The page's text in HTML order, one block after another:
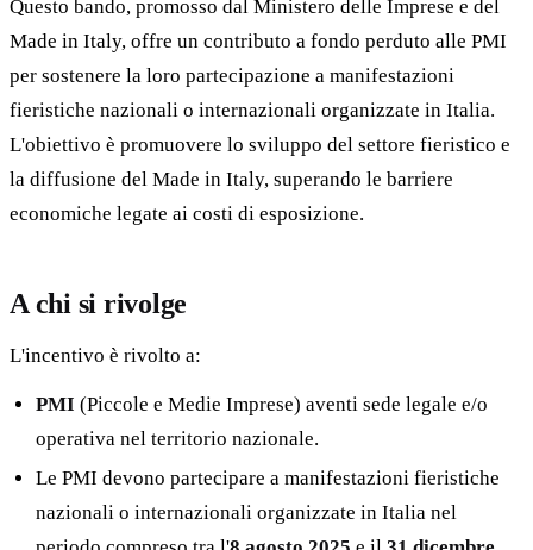
Questo bando, promosso dal Ministero delle Imprese e del
Made in Italy, offre un contributo a fondo perduto alle PMI
per sostenere la loro partecipazione a manifestazioni
fieristiche nazionali o internazionali organizzate in Italia.
L'obiettivo è promuovere lo sviluppo del settore fieristico e
la diffusione del Made in Italy, superando le barriere
economiche legate ai costi di esposizione.
A chi si rivolge
L'incentivo è rivolto a:
PMI (Piccole e Medie Imprese) aventi sede legale e/o
operativa nel territorio nazionale.
Le PMI devono partecipare a manifestazioni fieristiche
nazionali o internazionali organizzate in Italia nel